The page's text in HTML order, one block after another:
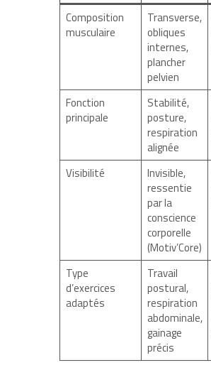
Composition
musculaire
Transverse,
obliques
internes,
plancher
pelvien
Fonction
principale
Stabilité,
posture,
respiration
alignée
Visibilité
Invisible,
ressentie
par la
conscience
corporelle
(Motiv’Core)
Type
d’exercices
adaptés
Travail
postural,
respiration
abdominale,
gainage
précis